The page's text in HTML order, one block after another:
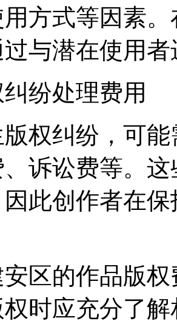
方式等因素
与潜在使用
纷处理费用
权纠纷，可
诉讼费等。
此创作者在
区的作品版
时应充分了